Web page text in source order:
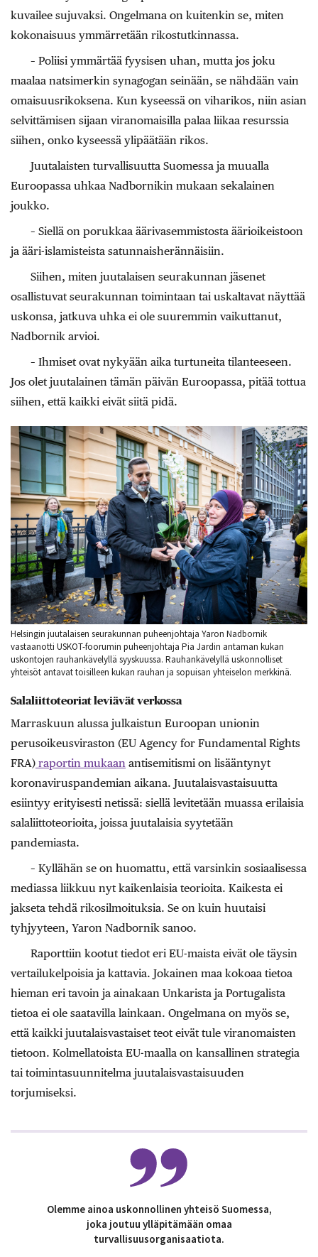
kuvailee sujuvaksi. Ongelmana on kuitenkin se, miten
kokonaisuus ymmärretään rikostutkinnassa.
– Poliisi ymmärtää fyysisen uhan, mutta jos joku
maalaa natsimerkin synagogan seinään, se nähdään vain
omaisuusrikoksena. Kun kyseessä on viharikos, niin asian
selvittämisen sijaan viranomaisilla palaa liikaa resurssia
siihen, onko kyseessä ylipäätään rikos.
Juutalaisten turvallisuutta Suomessa ja muualla
Euroopassa uhkaa Nadbornikin mukaan sekalainen
joukko.
– Siellä on porukkaa äärivasemmistosta äärioikeistoon
ja ääri-islamisteista satunnaisherännäisiin.
Siihen, miten juutalaisen seurakunnan jäsenet
osallistuvat seurakunnan toimintaan tai uskaltavat näyttää
uskonsa, jatkuva uhka ei ole suuremmin vaikuttanut,
Nadbornik arvioi.
– Ihmiset ovat nykyään aika turtuneita tilanteeseen.
Jos olet juutalainen tämän päivän Euroopassa, pitää tottua
siihen, että kaikki eivät siitä pidä.
Helsingin juutalaisen seurakunnan puheenjohtaja Yaron Nadbornik
vastaanotti USKOT-foorumin puheenjohtaja Pia Jardin antaman kukan
uskontojen rauhankävelyllä syyskuussa. Rauhankävelyllä uskonnolliset
yhteisöt antavat toisilleen kukan rauhan ja sopuisan yhteiselon merkkinä.
Salaliittoteoriat leviävät verkossa
Marraskuun alussa julkaistun Euroopan unionin
perusoikeusviraston (EU Agency for Fundamental Rights
FRA) raportin mukaan antisemitismi on lisääntynyt
koronaviruspandemian aikana. Juutalaisvastaisuutta
esiintyy erityisesti netissä: siellä levitetään muassa erilaisia
salaliittoteorioita, joissa juutalaisia syytetään
pandemiasta.
– Kyllähän se on huomattu, että varsinkin sosiaalisessa
mediassa liikkuu nyt kaikenlaisia teorioita. Kaikesta ei
jakseta tehdä rikosilmoituksia. Se on kuin huutaisi
tyhjyyteen, Yaron Nadbornik sanoo.
Raporttiin kootut tiedot eri EU-maista eivät ole täysin
vertailukelpoisia ja kattavia. Jokainen maa kokoaa tietoa
hieman eri tavoin ja ainakaan Unkarista ja Portugalista
tietoa ei ole saatavilla lainkaan. Ongelmana on myös se,
että kaikki juutalaisvastaiset teot eivät tule viranomaisten
tietoon. Kolmellatoista EU-maalla on kansallinen strategia
tai toimintasuunnitelma juutalaisvastaisuuden
torjumiseksi.
Olemme ainoa uskonnollinen yhteisö Suomessa,
joka joutuu ylläpitämään omaa
turvallisuusorganisaatiota.